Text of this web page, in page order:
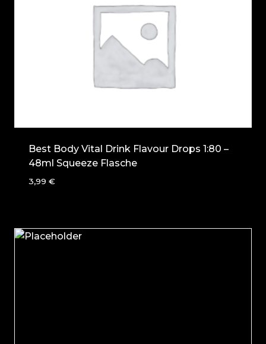
Best Body Vital Drink Flavour Drops 1:80 –
48ml Squeeze Flasche
3,99 €